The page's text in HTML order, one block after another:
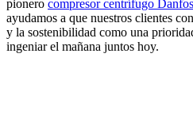
pionero compresor centrífugo
ayudamos a que nuestros clientes
y la sostenibilidad como una
ingeniar el mañana juntos hoy.